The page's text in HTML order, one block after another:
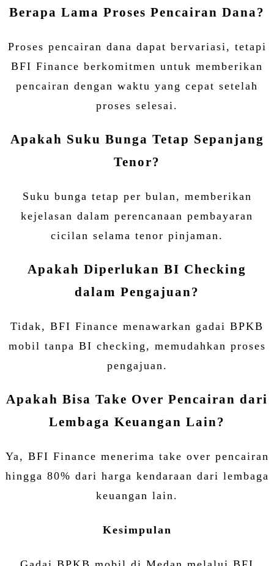
Berapa Lama Proses Pencairan Dana?
Proses pencairan dana dapat bervariasi, tetapi
BFI Finance berkomitmen untuk memberikan
pencairan dengan waktu yang cepat setelah
proses selesai.
Apakah Suku Bunga Tetap Sepanjang
Tenor?
Suku bunga tetap per bulan, memberikan
kejelasan dalam perencanaan pembayaran
cicilan selama tenor pinjaman.
Apakah Diperlukan BI Checking
dalam Pengajuan?
Tidak, BFI Finance menawarkan gadai BPKB
mobil tanpa BI checking, memudahkan proses
pengajuan.
Apakah Bisa Take Over Pencairan dari
Lembaga Keuangan Lain?
Ya, BFI Finance menerima take over pencairan
hingga 80% dari harga kendaraan dari lembaga
keuangan lain.
Kesimpulan